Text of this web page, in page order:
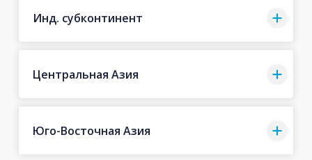
Инд. субконтинент
Центральная Азия
Юго-Восточная Азия